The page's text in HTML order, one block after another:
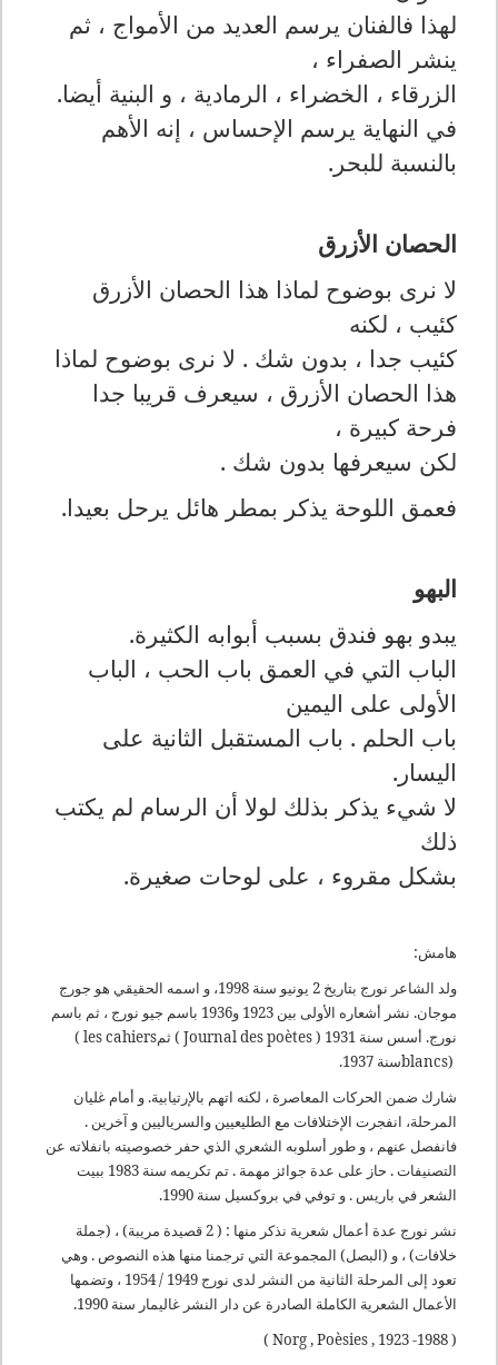
لهذا فالفنان يرسم العديد من الأمواج ، ثم
ينشر الصفراء ،
الزرقاء ، الخضراء ، الرمادية ، و البنية أيضا.
في النهاية يرسم الإحساس ، إنه الأهم
بالنسبة للبحر .
الحصان الأزرق
لا نرى بوضوح لماذا هذا الحصان الأزرق
كئيب ، لكنه
كئيب جدا ، بدون شك . لا نرى بوضوح لماذا
هذا الحصان الأزرق ، سيعرف قريبا جدا
فرحة كبيرة ،
لكن سيعرفها بدون شك .
فعمق اللوحة يذكر بمطر هائل يرحل بعيدا.
البهو
يبدو بهو فندق بسبب أبوابه الكثيرة.
الباب التي في العمق باب الحب ، الباب
الأولى على اليمين
باب الحلم . باب المستقبل الثانية على
اليسار .
لا شيء يذكر بذلك لولا أن الرسام لم يكتب
ذلك
بشكل مقروء ، على لوحات صغيرة.
هامش:
ولد الشاعر نورج بتاريخ 2 يونيو سنة 1998، و اسمه الحقيقي هو جورج
موجان. نشر أشعاره الأولى بين 1923 و1936 باسم جيو نورج ، ثم باسم
نورج. أسس سنة 1931
( Journal des poètes )ثم( les cahiers
blancs)سنة 1937.
شارك ضمن الحركات المعاصرة ، لكنه اتهم بالإرتيابية. و أمام غليان
المرحلة، انفجرت الإختلافات مع الطليعيين والسرياليين و آخرين .
فانفصل عنهم ، و طور أسلوبه الشعري الذي حفر خصوصيته بانفلاته عن
التصنيفات . حاز على عدة جوائز مهمة . تم تكريمه سنة 1983 ببيت
الشعر في باريس . و توفي في بروكسيل سنة 1990
.
نشر نورج عدة أعمال شعرية نذكر منها : ( 2 قصيدة مريبة) ، (جملة
خلافات) ، و (البصل) المجموعة التي ترجمنا منها هذه النصوص . وهي
تعود إلى المرحلة الثانية من النشر لدى نورج 1949 / 1954 ، وتضمها
الأعمال الشعرية الكاملة الصادرة عن دار النشر غاليمار سنة 1990.
( Norg , Poèsies , 1923 -1988 )